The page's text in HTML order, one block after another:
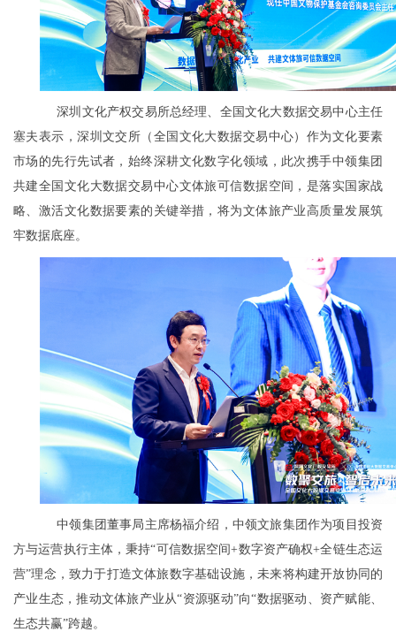
深圳文化产权交易所总经理、全国文化大数据交易中心主任
塞夫表示，深圳文交所（全国文化大数据交易中心）作为文化要素
市场的先行先试者，始终深耕文化数字化领域，此次携手中领集团
共建全国文化大数据交易中心文体旅可信数据空间，是落实国家战
略、激活文化数据要素的关键举措，将为文体旅产业高质量发展筑
牢数据底座。
中领集团董事局主席杨福介绍，中领文旅集团作为项目投资
方与运营执行主体，秉持“可信数据空间+数字资产确权+全链生态运
营”理念，致力于打造文体旅数字基础设施，未来将构建开放协同的
产业生态，推动文体旅产业从“资源驱动”向“数据驱动、资产赋能、
生态共赢”跨越。